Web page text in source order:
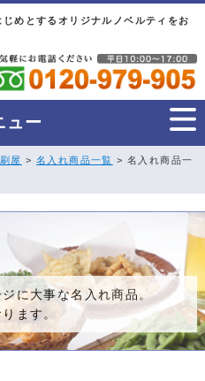
めとするオリジナルノベルティをお
ュー
屋 >名入れ商品一覧 > 名入れ商品一
に大事な名入れ商品。
ます。